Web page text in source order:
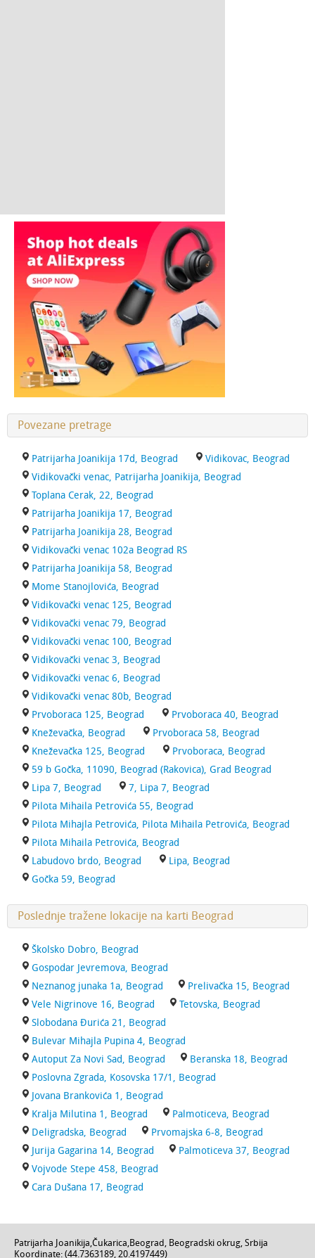
Povezane pretrage
Patrijarha Joanikija 17d, Beograd
Vidikovac, Beograd
Vidikovački venac, Patrijarha Joanikija, Beograd
Toplana Cerak, 22, Beograd
Patrijarha Joanikija 17, Beograd
Patrijarha Joanikija 28, Beograd
Vidikovački venac 102a Beograd RS
Patrijarha Joanikija 58, Beograd
Mome Stanojlovića, Beograd
Vidikovački venac 125, Beograd
Vidikovački venac 79, Beograd
Vidikovački venac 100, Beograd
Vidikovački venac 3, Beograd
Vidikovački venac 6, Beograd
Vidikovački venac 80b, Beograd
Prvoboraca 125, Beograd
Prvoboraca 40, Beograd
Kneževačka, Beograd
Prvoboraca 58, Beograd
Kneževačka 125, Beograd
Prvoboraca, Beograd
59 b Gočka, 11090, Beograd (Rakovica), Grad Beograd
Lipa 7, Beograd
7, Lipa 7, Beograd
Pilota Mihaila Petrovića 55, Beograd
Pilota Mihajla Petrovića, Pilota Mihaila Petrovića, Beograd
Pilota Mihaila Petrovića, Beograd
Labudovo brdo, Beograd
Lipa, Beograd
Gočka 59, Beograd
Poslednje tražene lokacije na karti Beograd
Školsko Dobro, Beograd
Gospodar Jevremova, Beograd
Neznanog junaka 1a, Beograd
Prelivačka 15, Beograd
Vele Nigrinove 16, Beograd
Tetovska, Beograd
Slobodana Đurića 21, Beograd
Bulevar Mihajla Pupina 4, Beograd
Autoput Za Novi Sad, Beograd
Beranska 18, Beograd
Poslovna Zgrada, Kosovska 17/1, Beograd
Jovana Brankovića 1, Beograd
Kralja Milutina 1, Beograd
Palmoticeva, Beograd
Deligradska, Beograd
Prvomajska 6-8, Beograd
Jurija Gagarina 14, Beograd
Palmoticeva 37, Beograd
Vojvode Stepe 458, Beograd
Cara Dušana 17, Beograd
Patrijarha Joanikija,Čukarica,Beograd, Beogradski okrug, Srbija
Koordinate: (44.7363189, 20.4197449)